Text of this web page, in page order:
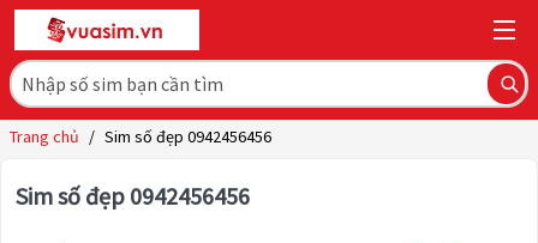
Trang chủ / Sim số đẹp 0942456456
Sim số đẹp 0942456456